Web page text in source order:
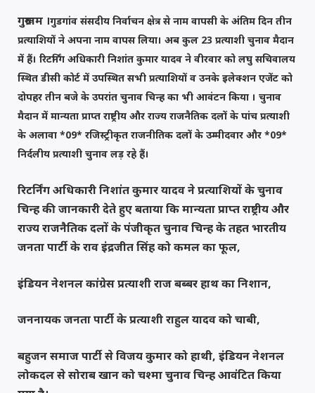
गुरूग्राम ।गुडगांव संसदीय निर्वाचन क्षेत्र से नाम वापसी के अंतिम दिन तीन
प्रत्याशियों ने अपना नाम वापस लिया। अब कुल 23 प्रत्याशी चुनाव मैदान
में हैं। रिटर्निंग अधिकारी निशांत कुमार यादव ने वीरवार को लघु सचिवालय
स्थित डीसी कोर्ट में उपस्थित सभी प्रत्याशियों व उनके इलेक्शन एजेंट को
दोपहर तीन बजे के उपरांत चुनाव चिन्ह का भी आवंटन किया । चुनाव
मैदान में मान्यता प्राप्त राष्ट्रीय और राज्य राजनैतिक दलों के पांच प्रत्याशी
के अलावा *09* रजिस्ट्रीकृत राजनीतिक दलों के उम्मीदवार और *09*
निर्दलीय प्रत्याशी चुनाव लड़ रहे हैं।
रिटर्निंग अधिकारी निशांत कुमार यादव ने प्रत्याशियों के चुनाव
चिन्ह की जानकारी देते हुए बताया कि मान्यता प्राप्त राष्ट्रीय और
राज्य राजनैतिक दलों के पंजीकृत चुनाव चिन्ह के तहत भारतीय
जनता पार्टी के राव इंद्रजीत सिंह को कमल का फूल,
इंडियन नेशनल कांग्रेस प्रत्याशी राज बब्बर हाथ का निशान,
जननायक जनता पार्टी के प्रत्याशी राहुल यादव को चाबी,
बहुजन समाज पार्टी से विजय कुमार को हाथी, इंडियन नेशनल
लोकदल से सोराब खान को चश्मा चुनाव चिन्ह आवंटित किया